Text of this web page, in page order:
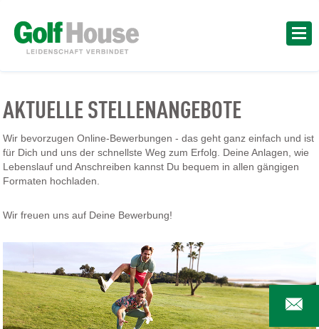
AKTUELLE STELLENANGEBOTE
Wir bevorzugen Online-Bewerbungen - das geht ganz einfach und ist
für Dich und uns der schnellste Weg zum Erfolg. Deine Anlagen, wie
Lebenslauf und Anschreiben kannst Du bequem in allen gängigen
Formaten hochladen.
Wir freuen uns auf Deine Bewerbung!